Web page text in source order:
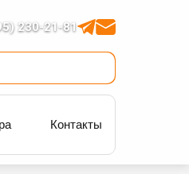
230-21-81
Контакты